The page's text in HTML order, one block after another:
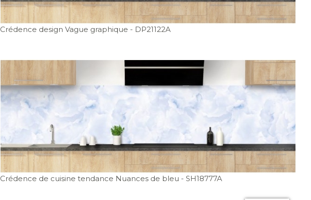
Crédence design Vague graphique - DP21122A
Crédence de cuisine tendance Nuances de bleu - SH18777A